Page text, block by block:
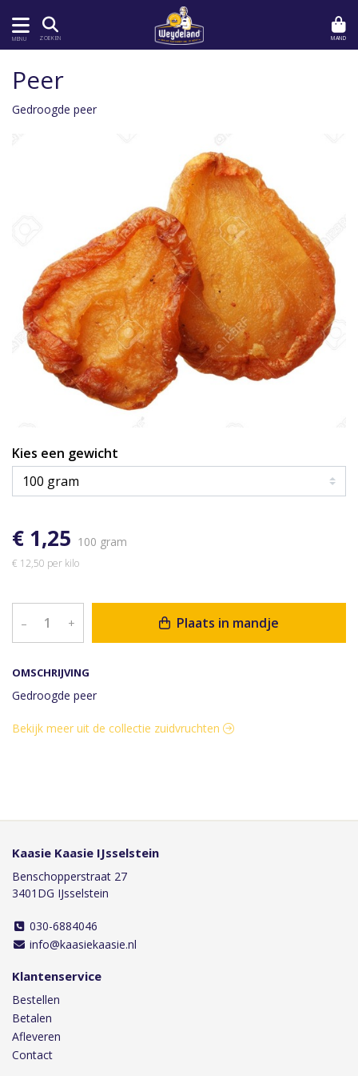
MENU ZOEKEN MAND
OMSCHRIJVING
Gedroogde peer
Peer
Gedroogde peer
Kies een gewicht
€ 1,25 100 gram
€ 12,50 per kilo
– + Plaats in mandje
Bekijk meer uit de collectie zuidvruchten
Kaasie Kaasie IJsselstein
Benschopperstraat 27
3401DG IJsselstein
030-6884046
info@kaasiekaasie.nl
Klantenservice
Bestellen
Betalen
Afleveren
Contact